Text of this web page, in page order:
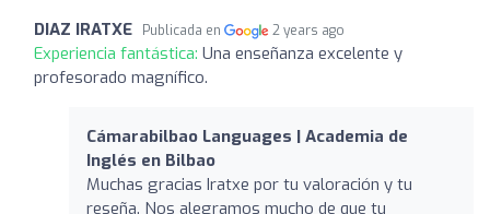
DIAZ IRATXE Publicada en 2 years ago
Experiencia fantástica: Una enseñanza excelente y
profesorado magnífico.
Cámarabilbao Languages | Academia de
Inglés en Bilbao
Muchas gracias Iratxe por tu valoración y tu
reseña. Nos alegramos mucho de que tu